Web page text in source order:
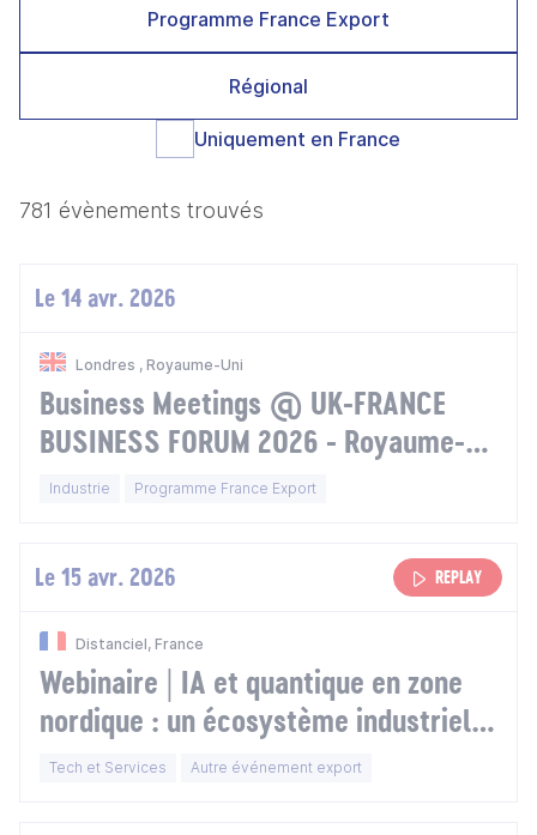
Programme France Export
Régional
Uniquement en France
781 évènements trouvés
Le 14 avr. 2026
Londres , Royaume-Uni
Business Meetings @ UK-FRANCE
BUSINESS FORUM 2026 - Royaume-
Uni
Industrie Programme France Export
Le 15 avr. 2026 REPLAY
Distanciel, France
Webinaire | IA et quantique en zone
nordique : un écosystème industriel
mûr, ouvert aux innovations
Tech et Services Autre événement export